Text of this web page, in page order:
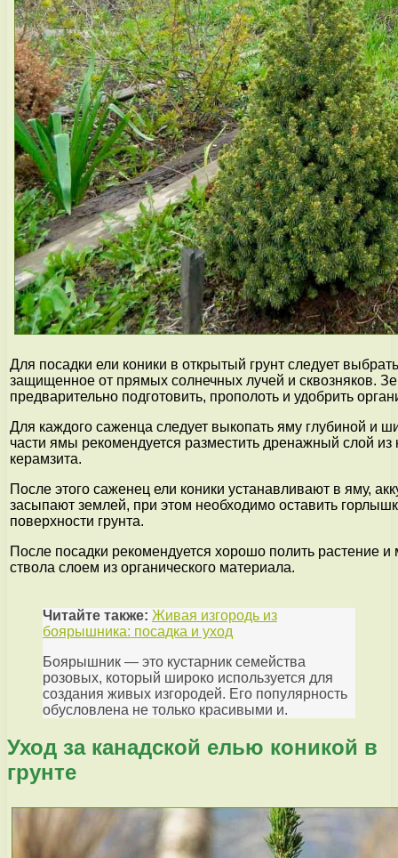
Для посадки ели коники в открытый грунт следует
защищенное от прямых солнечных лучей и сквозняков.
предварительно подготовить, прополоть и удобрить
Для каждого саженца следует выкопать яму глубиной и
части ямы рекомендуется разместить дренажный слой из
керамзита.
После этого саженец ели коники устанавливают в яму,
засыпают землей, при этом необходимо оставить
поверхности грунта.
После посадки рекомендуется хорошо полить растение и
ствола слоем из органического материала.
Читайте также: Живая изгородь из
боярышника: посадка и уход
Боярышник — это кустарник семейства
розовых, который широко используется для
создания живых изгородей. Его популярность
обусловлена не только красивыми и.
Уход за канадской елью коникой в
грунте